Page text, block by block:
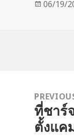
Posted
06/19/
navigation
post:
ที่ชาร์
ตั้งแค